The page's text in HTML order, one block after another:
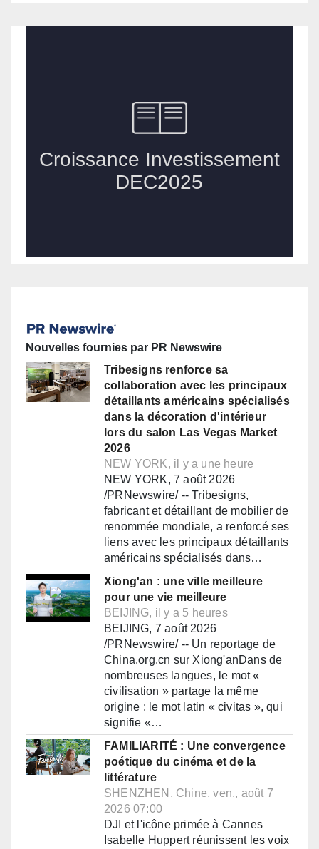
Nouvelles fournies par PR Newswire
Tribesigns renforce sa
collaboration avec les principaux
détaillants américains spécialisés
dans la décoration d'intérieur
lors du salon Las Vegas Market
2026
NEW YORK, il y a une heure
NEW YORK, 7 août 2026
/PRNewswire/ -- Tribesigns,
fabricant et détaillant de mobilier de
renommée mondiale, a renforcé ses
liens avec les principaux détaillants
américains spécialisés dans…
Xiong'an : une ville meilleure
pour une vie meilleure
BEIJING, il y a 5 heures
BEIJING, 7 août 2026
/PRNewswire/ -- Un reportage de
China.org.cn sur Xiong'anDans de
nombreuses langues, le mot «
civilisation » partage la même
origine : le mot latin « civitas », qui
signifie «…
FAMILIARITÉ : Une convergence
poétique du cinéma et de la
littérature
SHENZHEN, Chine, ven., août 7
2026 07:00
DJI et l'icône primée à Cannes
Isabelle Huppert réunissent les voix